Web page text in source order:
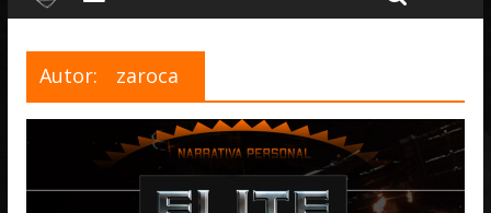
Autor: zaroca